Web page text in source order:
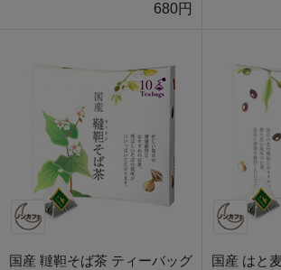
680円
国産 韃靼そば茶 ティーバッグ
国産 はと